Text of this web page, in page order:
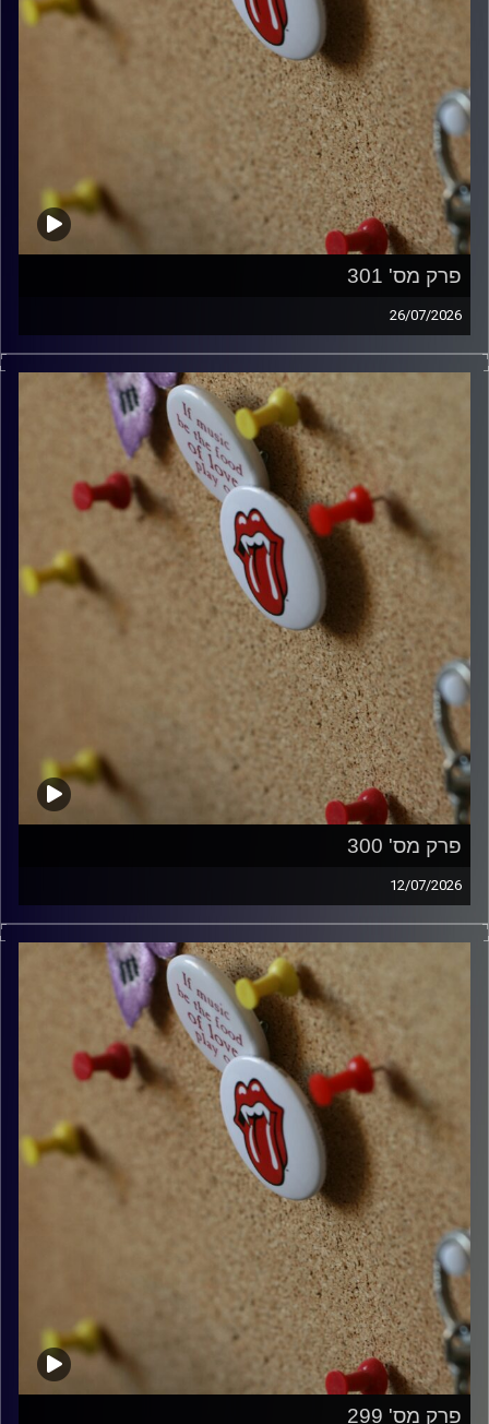
פרק מס' 301
26/07/2026
ספיישל רולינג סטונס עם אורן הוף.
włodi
פרק מס' 300
12/07/2026
קלאסיקות רוק עם אורן הוף.
włodi
פרק מס' 299